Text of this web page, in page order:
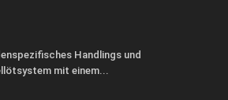
Handlings und
mit einem...